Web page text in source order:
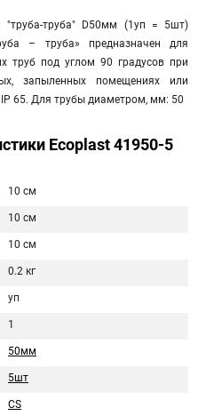
труба" D50мм (1уп = 5шт)
– труба» предназначен для
труб под углом 90 градусов при
запыленных помещениях или
65. Для трубы диаметром, мм: 50
Ecoplast 41950-5
10 см
10 см
10 см
0.2 кг
уп
1
50мм
5шт
CS